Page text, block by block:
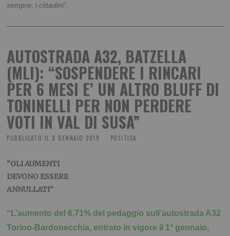
sempre, i cittadini”.
AUTOSTRADA A32, BATZELLA
(MLI): “SOSPENDERE I RINCARI
PER 6 MESI E’ UN ALTRO BLUFF DI
TONINELLI PER NON PERDERE
VOTI IN VAL DI SUSA”
PUBBLICATO IL 9 GENNAIO 2019 POLITICA
“GLI AUMENTI
DEVONO ESSERE
ANNULLATI”
“L’aumento del 6,71% del pedaggio sull’autostrada A32
Torino-Bardonecchia, entrato in vigore il 1° gennaio,